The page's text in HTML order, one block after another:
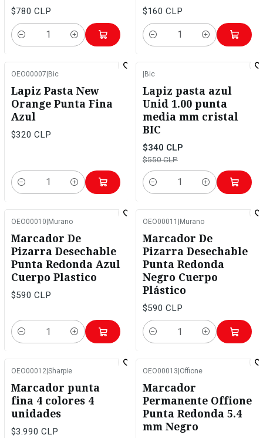
$780 CLP
Cantidad
$160 CLP
Cantidad
OEO00007|Bic
Lapiz Pasta New
Orange Punta Fina
Azul
$320 CLP
Cantidad
|Bic
Lapiz pasta azul
Unid 1.00 punta
media mm cristal
BIC
$340 CLP
$550 CLP
Cantidad
OEO00010|Murano
Marcador De
Pizarra Desechable
Punta Redonda Azul
Cuerpo Plastico
$590 CLP
Cantidad
OEO00011 |Murano
Marcador De
Pizarra Desechable
Punta Redonda
Negro Cuerpo
Plástico
$590 CLP
Cantidad
OEO00012 Sharpie
Marcador punta
fina 4 colores 4
unidades
$3.990 CLP
OEO00013 Offione
Marcador
Permanente Offione
Punta Redonda 5.4
mm Negro